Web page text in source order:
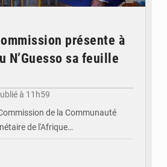
présente à
N’Guesso sa feuille
à 11h59
de la Communauté
de l'Afrique…